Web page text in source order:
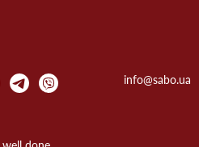
info@sabo.ua